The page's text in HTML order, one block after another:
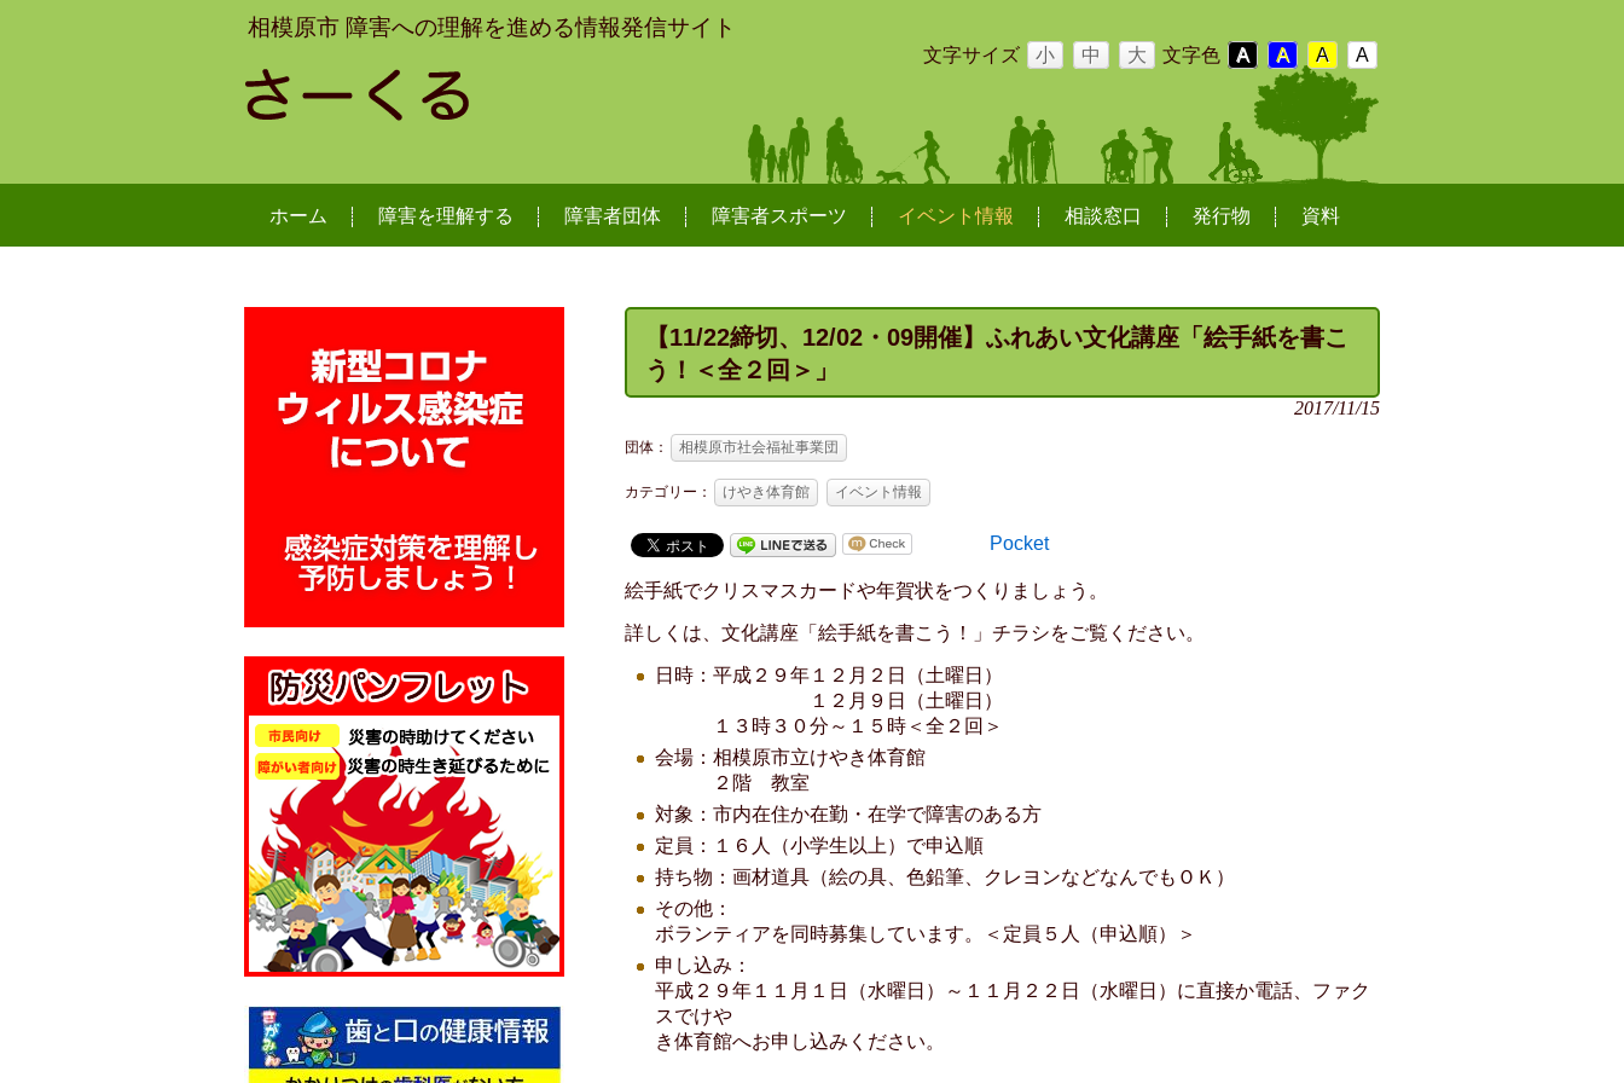
相模原市 障害への理解を進める情報発信サイト
文字サイズ 小 中 大 文字色 A A A A
ホーム 障害を理解する 障害者団体 障害者スポーツ イベント情報 相談窓口 発行物 資料
【11/22締切、12/02・09開催】ふれあい文化講座「絵手紙を書こ
う！＜全２回＞」
2017/11/15
団体： 相模原市社会福祉事業団
カテゴリー： けやき体育館 イベント情報
Pocket
絵手紙でクリスマスカードや年賀状をつくりましょう。
詳しくは、文化講座「絵手紙を書こう！」チラシをご覧ください。
日時：平成２９年１２月２日（土曜日）
１２月９日（土曜日）
１３時３０分～１５時＜全２回＞
会場：相模原市立けやき体育館
２階 教室
対象：市内在住か在勤・在学で障害のある方
定員：１６人（小学生以上）で申込順
持ち物：画材道具（絵の具、色鉛筆、クレヨンなどなんでもＯＫ）
その他：
ボランティアを同時募集しています。＜定員５人（申込順）＞
申し込み：
平成２９年１１月１日（水曜日）～１１月２２日（水曜日）に直接か電話、ファク
スでけや
き体育館へお申し込みください。